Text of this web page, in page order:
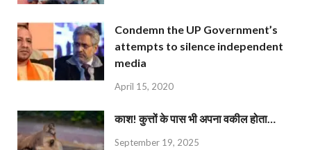
Condemn the UP Government’s
attempts to silence independent
media
April 15, 2020
काश! कुत्तों के पास भी अपना वकील होता…
September 19, 2025